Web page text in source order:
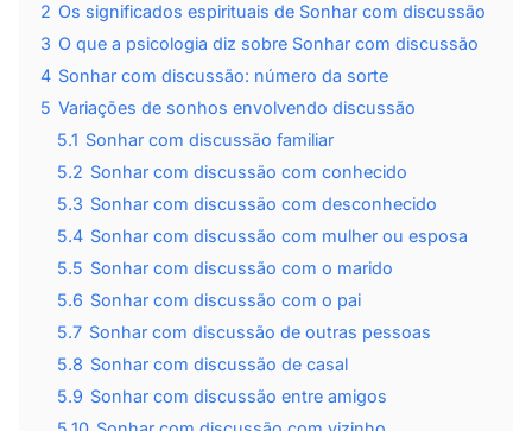
2 Os significados espirituais de Sonhar com discussão
3 O que a psicologia diz sobre Sonhar com discussão
4 Sonhar com discussão: número da sorte
5 Variações de sonhos envolvendo discussão
5.1 Sonhar com discussão familiar
5.2 Sonhar com discussão com conhecido
5.3 Sonhar com discussão com desconhecido
5.4 Sonhar com discussão com mulher ou esposa
5.5 Sonhar com discussão com o marido
5.6 Sonhar com discussão com o pai
5.7 Sonhar com discussão de outras pessoas
5.8 Sonhar com discussão de casal
5.9 Sonhar com discussão entre amigos